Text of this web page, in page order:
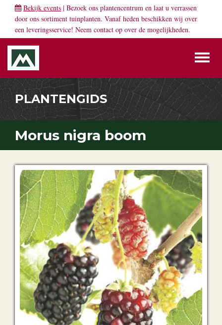
Bekijk events | Bezoek ons plantencentrum en laat u verrassen
door ons sortiment tuinplanten. Vanaf heden beschikken wij over
een leveringsservice! Neem contact op over de mogelijkheden.
PLANTENGIDS
Morus nigra boom